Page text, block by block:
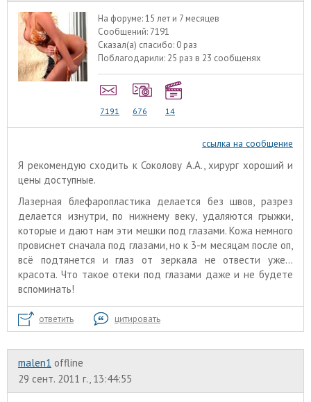
На форуме:15 лет и 7 месяцев
Сообщений: 7191
Сказал(а) спасибо: 0 раз
Поблагодарили: 25 раз в 23 сообщенях
7191 676 14
ссылка на сообщение
Я рекомендую сходить к Соколову А.А., хирург хороший и
цены доступные.
Лазерная блефаропластика делается без швов, разрез
делается изнутри, по нижнему веку, удаляются грыжки,
которые и дают нам эти мешки под глазами. Кожа немного
провиснет сначала под глазами, но к 3-м месяцам после оп,
всё подтянется и глаз от зеркала не отвести уже...
красота. Что такое отеки под глазами даже и не будете
вспоминать!
ответить цитировать
malen1 offline
29 сент. 2011 г., 13:44:55